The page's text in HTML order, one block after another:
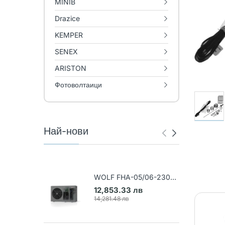
MINIB
Drazice
KEMPER
SENEX
ARISTON
Фотоволтаици
Най-нови
WOLF FHA-05/06-230V
Термопомпа въздух-вода
(Арт. 9148031)
12,853.33 лв
14,281.48 лв